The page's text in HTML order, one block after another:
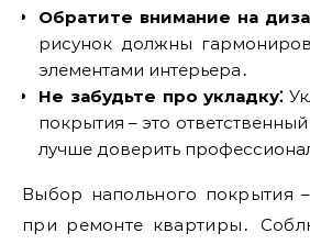
Обратите внимание на
рисунок должны
элементами интерьера․
Не забудьте про укладку⁚
покрытия – это
лучше доверить
Выбор напольного покрытия
при ремонте квартиры․